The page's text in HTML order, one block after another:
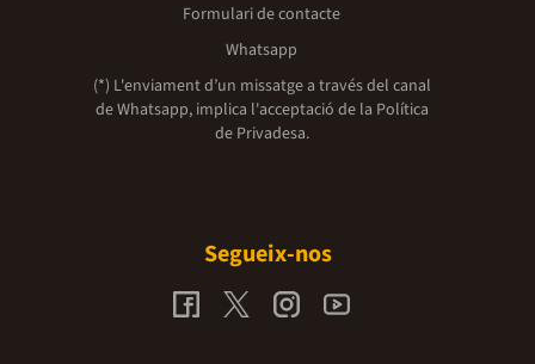
Formulari de contacte
Whatsapp
(*) L'enviament d’un missatge a través del canal
de Whatsapp, implica l'acceptació de la Política
de Privadesa.
Segueix-nos